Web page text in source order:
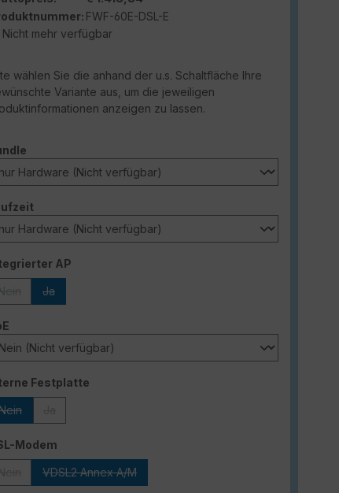
FWF-60E-DSL-E
Nicht mehr verfügbar
wählen Sie die anhand der u.s. Schaltfläche Ihre
Variante aus, um die jeweiligen
anzeigen zu lassen.
auswählen
AP
Ja
Festplatte
Modem
(Diese Option ist zurzeit nicht verfügbar.)
VDSL2 Annex A/M
(Diese Option ist zurzeit nicht verfügbar.)